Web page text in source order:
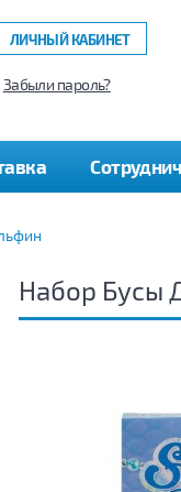
ЛИЧНЫЙ КАБИНЕТ
Забыли пароль?
Набор Бусы